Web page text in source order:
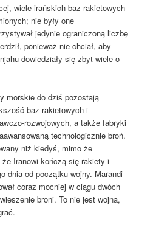
wiele irańskich baz rakietowych
nie były one
jedynie ograniczoną liczbę
ponieważ nie chciał, aby
dowiedziały się zbyt wiele o
morskie do dziś pozostają
baz rakietowych i
rozwojowych, a także fabryki
technologicznie broń.
niż kiedyś, mimo że
Iranowi kończą się rakiety i
dnia od początku wojny. Marandi
coraz mocniej w ciągu dwóch
broni. To nie jest wojna,